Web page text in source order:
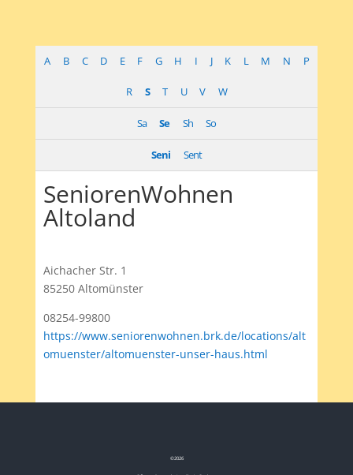
A B C D E F G H I J K L M N P
R S T U V W
Sa Se Sh So
Seni Sent
SeniorenWohnen
Altoland
Aichacher Str. 1
85250 Altomünster
08254-99800
https://www.seniorenwohnen.brk.de/locations/alt
omuenster/altomuenster-unser-haus.html
©2026